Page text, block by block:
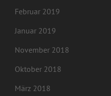
Februar 2019
Januar 2019
November 2018
Oktober 2018
März 2018